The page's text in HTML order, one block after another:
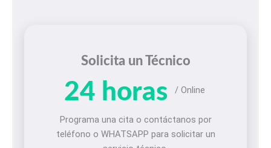
Solicita un Técnico
24 horas / Online
Programa una cita o contáctanos por
teléfono o WHATSAPP para solicitar un